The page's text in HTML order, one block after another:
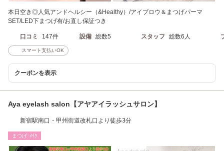
本日空き◎人気アンドヘルシー（&Healthy）/アイブロウ＆まつげパーマ
SET/LED下まつげ有/お直し保証つき
口コミ 147件 設備 総数5 スタッフ 総数6人
スマート支払いOK
クーポンを表示
Aya eyelash salon【アヤアイラッシュサロン】
新宿駅南口・甲州街道改札口より徒歩3分
まつげ･ﾒｲｸ